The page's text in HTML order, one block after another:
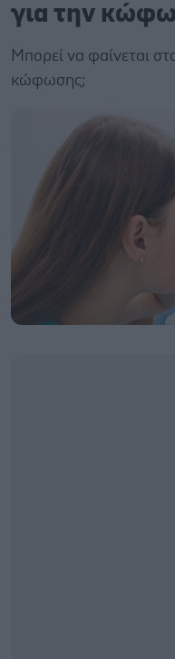
για την
Μπορεί να φαίνεται
κώφωσης;